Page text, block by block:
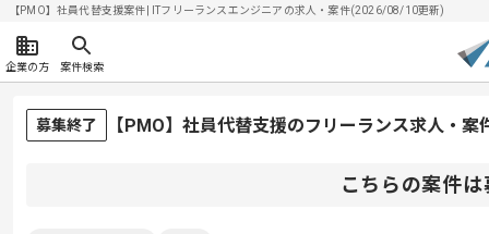
【PMO】社員代替支援案件| ITフリーランスエンジニアの求人・案件(2026/08/10更新)
企業の方 案件検索
募集終了 【PMO】社員代替支援のフリーランス求人・案
こちらの案件